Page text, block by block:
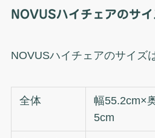
NOVUSハイチェアのサイ
NOVUSハイチェアのサイズ
全体
幅55.2cm×
5cm